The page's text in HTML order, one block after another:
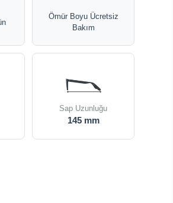
Ömür Boyu Ücretsiz
Bakım
Sap Uzunluğu
145 mm